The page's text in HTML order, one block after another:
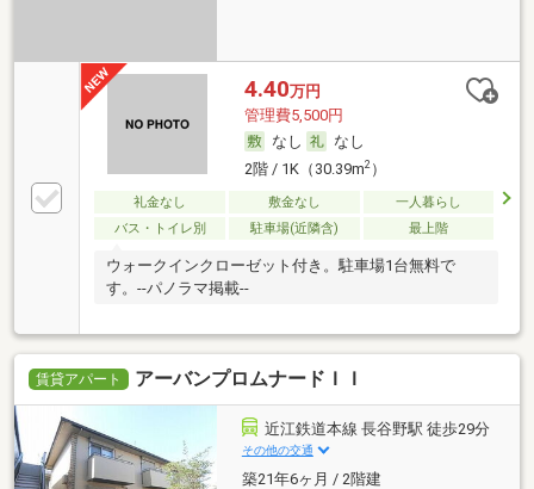
4.40万円
管理費5,500円
なし
なし
2階 / 1K（30.39m2）
礼金なし 敷金なし
一人暮らし
バス・トイレ別
駐車場(近隣含) 最上階
ウォークインクローゼット付き。駐車場1台無料で
す。--パノラマ掲載--
賃貸アパート アーバンプロムナードＩＩ
近江鉄道本線 長谷野駅 徒歩29分
その他の交通
築21年6ヶ月 / 2階建